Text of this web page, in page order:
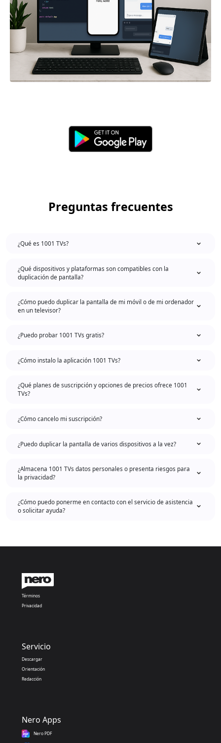
Preguntas frecuentes
¿Qué es 1001 TVs?
¿Qué dispositivos y plataformas son compatibles con la
duplicación de pantalla?
¿Cómo puedo duplicar la pantalla de mi móvil o de mi ordenador
en un televisor?
¿Puedo probar 1001 TVs gratis?
¿Cómo instalo la aplicación 1001 TVs?
¿Qué planes de suscripción y opciones de precios ofrece 1001
TVs?
¿Cómo cancelo mi suscripción?
¿Puedo duplicar la pantalla de varios dispositivos a la vez?
¿Almacena 1001 TVs datos personales o presenta riesgos para
la privacidad?
¿Cómo puedo ponerme en contacto con el servicio de asistencia
o solicitar ayuda?
Términos
Privacidad
Servicio
Descargar
Orientación
Redacción
Nero Apps
Nero PDF